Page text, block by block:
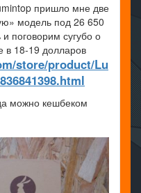
пришло мне две
модель под 26 650
поговорим сугубо о
в 18-19 долларов
store/product/Lu
можно кешбеком